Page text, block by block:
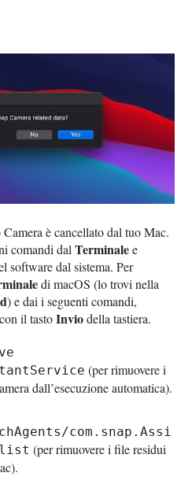
è cancellato dal tuo Mac.
comandi dalTerminalee
software dal sistema. Per
di macOS (lo trovi nella
) e dai i seguenti comandi,
il tastoInviodella tastiera.
(per rimuovere i
dall’esecuzione automatica).
com.snap.Assi
(per rimuovere i file residui